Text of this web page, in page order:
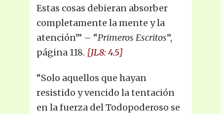
Estas cosas debieran absorber
completamente la mente y la
atención’” – “Primeros Escritos”,
página 118. {JL8: 4.5}
“Solo aquellos que hayan
resistido y vencido la tentación
en la fuerza del Todopoderoso se